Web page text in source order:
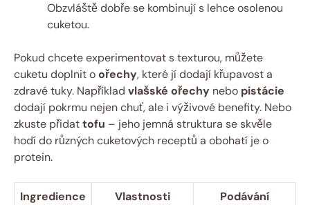
Obzvláště dobře se kombinují s lehce osolenou
cuketou.
Pokud chcete experimentovat s texturou, můžete
cuketu doplnit oořechy, které jí dodají křupavost a
zdravé tuky. Například vlašské ořechy nebo pistácie
dodají pokrmu nejen chuť, ale i výživové benefity. Nebo
zkuste přidattofu – jeho jemná struktura se skvěle
hodí do různých cuketových receptů a obohatí je o
protein.
Ingredience Vlastnosti Podávání